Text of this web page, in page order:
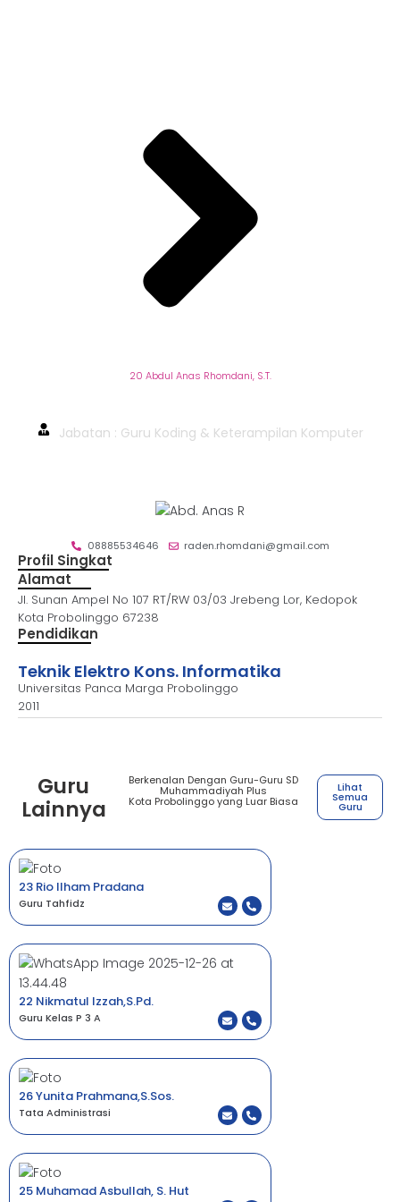
20 Abdul Anas Rhomdani, S.T.
Jabatan : Guru Koding & Keterampilan Komputer
08885534646 raden.rhomdani@gmail.com
Profil Singkat
Alamat
Jl. Sunan Ampel No 107 RT/RW 03/03 Jrebeng Lor, Kedopok
Kota Probolinggo 67238
Pendidikan
Teknik Elektro Kons. Informatika
Universitas Panca Marga Probolinggo
2011
Guru
Lainnya
Berkenalan Dengan Guru-Guru SD
Muhammadiyah Plus
Kota Probolinggo yang Luar Biasa
Lihat
Semua
Guru
23 Rio Ilham Pradana
Guru Tahfidz
22 Nikmatul Izzah,S.Pd.
Guru Kelas P 3 A
26 Yunita Prahmana,S.Sos.
Tata Administrasi
25 Muhamad Asbullah, S. Hut